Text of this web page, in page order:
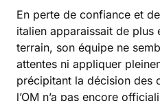
En perte de confiance et
italien apparaissait de plus
terrain, son équipe ne
attentes ni appliquer
précipitant la décision des
l’OM n’a pas encore